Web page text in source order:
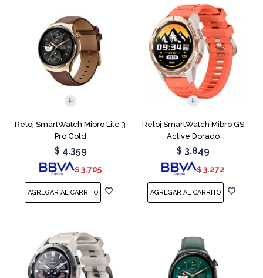
Reloj SmartWatch Mibro Lite 3
Pro Gold
$ 4.359
$ 3.705
Reloj SmartWatch Mibro GS
Active Dorado
$ 3.849
$ 3.272